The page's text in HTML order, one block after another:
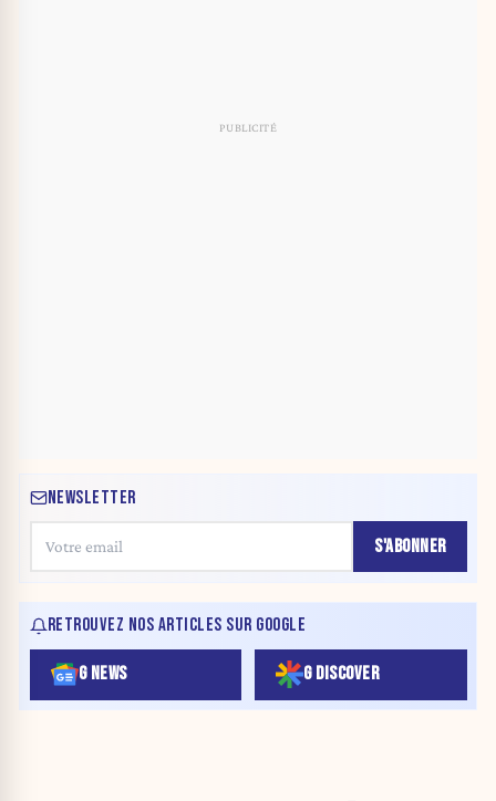
NEWSLETTER
S'ABONNER
RETROUVEZ NOS ARTICLES SUR GOOGLE
G NEWS G DISCOVER